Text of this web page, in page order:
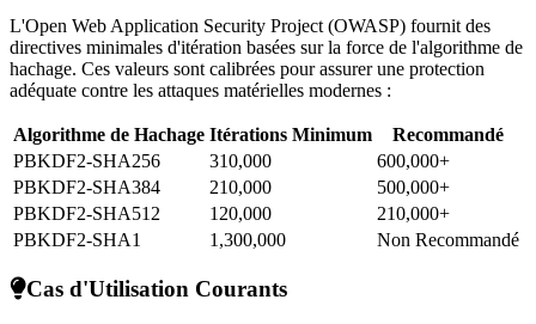
L'Open Web Application Security Project (OWASP) fournit des
directives minimales d'itération basées sur la force de l'algorithme de
hachage. Ces valeurs sont calibrées pour assurer une protection
adéquate contre les attaques matérielles modernes :
Algorithme de Hachage Itérations Minimum
Recommandé
PBKDF2-SHA256
310,000
600,000+
PBKDF2-SHA384
210,000
500,000+
PBKDF2-SHA512
120,000
210,000+
PBKDF2-SHA1
1,300,000 Non Recommandé
Cas d'Utilisation Courants